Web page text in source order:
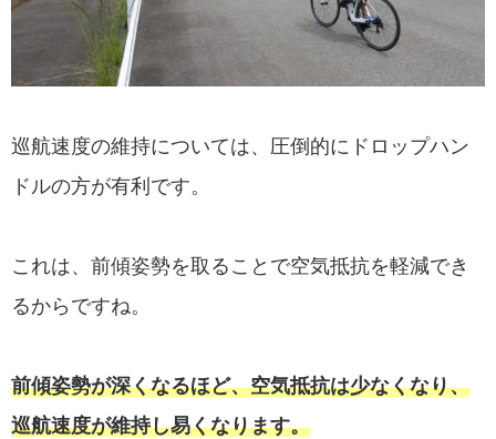
巡航速度の維持については、圧倒的にドロップハン
ドルの方が有利です。
これは、前傾姿勢を取ることで空気抵抗を軽減でき
るからですね。
前傾姿勢が深くなるほど、空気抵抗は少なくなり、
巡航速度が維持し易くなります。